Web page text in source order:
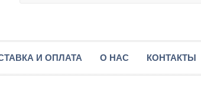
И ОПЛАТА О НАС КОНТАКТЫ